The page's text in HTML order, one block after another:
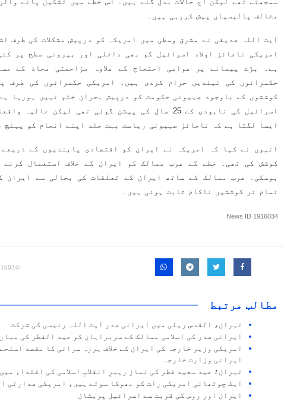
مخالف پالیسیاں پیش کررہی ہیں۔
آیت اللہ صدیقی نے مشرق وسطی میں امریکہ کو درپیش مشکلات کی طرف
امریکی ناجائز اولاد اسرائیل کو بھی داخلی اور بیرونی سطح پر
ہے۔ بڑے پیمانے پر عوامی احتجاج کے علاوہ مزاحمتی محاذ کے
حکمرانوں کی نیندیں حرام کردی ہیں۔ امریکی حکمرانوں کی طرف
کوششوں کے باوجود صہیونی حکومت کو درپیش بحران ختم نہیں ہورہا
اسرائیل کی نابودی کے 25 سال کی پیشن گوئی تھی لیکن
ایسا لگتا ہے کہ ناجائز صہیونی ریاست بہت جلد اپنے انجام کو پہنچ
انہوں نے کہا کہ امریکہ نے ایران کو اقتصادی پابندیوں کے
کوشش کی تھی۔ خطے کے عرب ممالک کو ایران کے خلاف استعمال کرنے
ہوسکی۔ عرب ممالک کے ساتھ ایران کے تعلقات کی بحالی سے ایران
تمام تر کوششیں ناکام ثابت ہوئی ہیں۔
News ID 1916034
مطالب مرتبط
تہران، القدس ریلی میں ایرانی صدر آیت اللہ رئیسی کی شرکت
ایرانی صدر کی اسلامی ممالک کے سربراہان کو عید الفطر کی
امریکی وزیر خارجہ کی ایران کے خلاف ہرزہ سرائی کا مقصد
ایرانی وزارت خارجہ
تہران؛ عید سعید فطر کی نماز رہبرِ انقلابِ اسلامی کی اقتداء
ایک چوتھائی امریکی رات کو بھوکا سوتے ہیں، امریکی صدارتی
ایران اور روس کی قربت سے اسرائیل پریشان